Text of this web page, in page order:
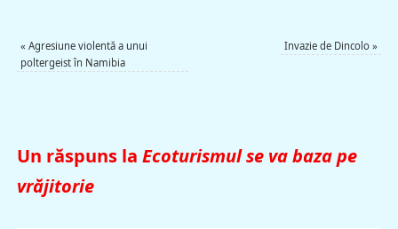
« Agresiune violentă a unui
poltergeist în Namibia
Invazie de Dincolo»
Un răspuns la Ecoturismul se va baza pe
vrăjitorie